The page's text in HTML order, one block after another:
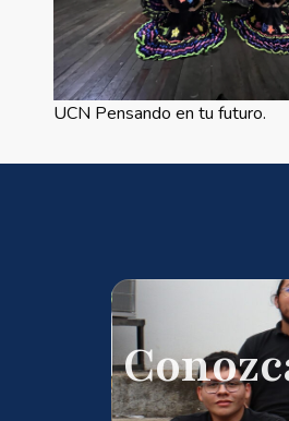
UCN Pensando en tu futuro.